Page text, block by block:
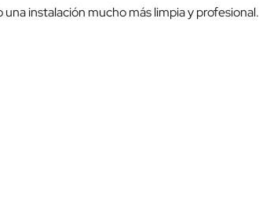
instalación mucho más limpia y profesional.